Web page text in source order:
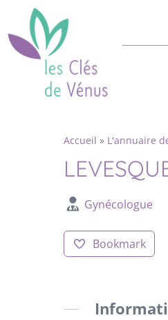
Accueil » L'annuaire
Gynécologue
Bookmark